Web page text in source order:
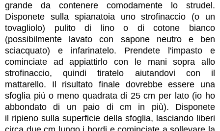
grande da contenere comodamente lo strudel.
Disponete sulla spianatoia uno strofinaccio (o un
tovagliolo) pulito di lino o di cotone bianco
(possibilmente lavato con sapone neutro e ben
sciacquato) e infarinatelo. Prendete l'impasto e
cominciate ad appiattirlo con le mani sopra allo
strofinaccio, quindi tiratelo aiutandovi con il
mattarello. Il risultato finale dovrebbe essere una
sfoglia più o meno quadrata di 25 cm per lato (io ho
abbondato di un paio di cm in più). Disponete
il ripienosulla superficie della sfoglia, lasciando liberi